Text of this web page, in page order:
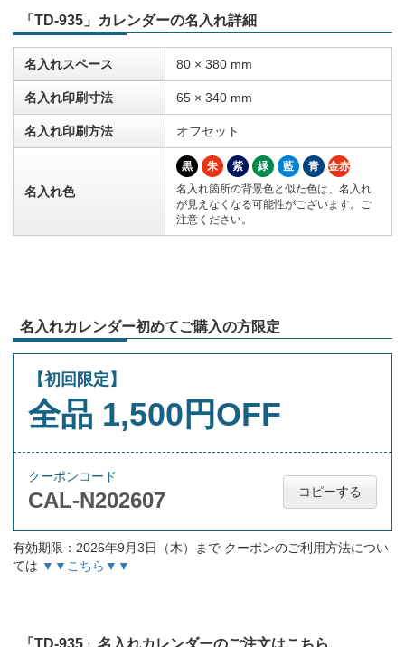
「TD-935」カレンダーの名入れ詳細
名入れスペース 80 × 380 mm
名入れ印刷寸法 65 × 340 mm
名入れ印刷方法 オフセット
名入れ色
黒 朱 紫 緑 藍 青
金赤
名入れ箇所の背景色と似た色は、名入れ
が見えなくなる可能性がございます。ご
注意ください。
名入れカレンダー初めてご購入の方限定
【初回限定】
全品 1,500円OFF
クーポンコード
CAL-N202607 コピーする
有効期限：2026年9月3日（木）まで クーポンのご利用方法につい
ては ▼▼こちら▼▼